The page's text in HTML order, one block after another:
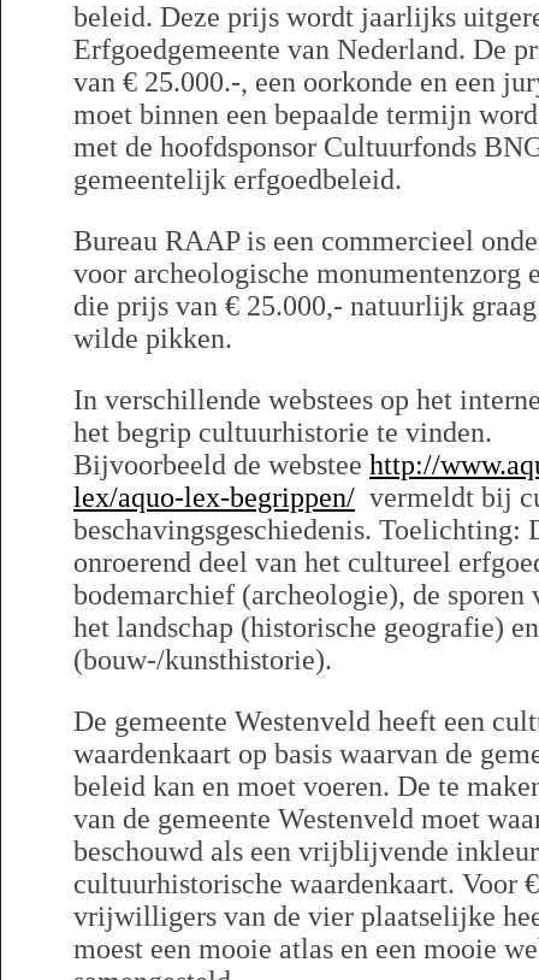
beleid. Deze prijs wordt jaarlijks
Erfgoedgemeente van Nederland. De
van € 25.000.-, een oorkonde en een
moet binnen een bepaalde termijn
met de hoofdsponsor Cultuurfonds
gemeentelijk erfgoedbeleid.
Bureau RAAP is een commercieel
voor archeologische monumentenzorg
die prijs van € 25.000,- natuurlijk
wilde pikken.
In verschillende webstees op het
het begrip cultuurhistorie te vinden.
Bijvoorbeeld de webstee http://
lex/aquo-lex-begrippen/ vermeldt bij
beschavingsgeschiedenis. Toelichting:
onroerend deel van het cultureel
bodemarchief (archeologie), de
het landschap (historische geografie)
(bouw-/kunsthistorie).
De gemeente Westenveld heeft een
waardenkaart op basis waarvan de
beleid kan en moet voeren. De te
van de gemeente Westenveld moet
beschouwd als een vrijblijvende
cultuurhistorische waardenkaart. Voor
vrijwilligers van de vier plaatselijke
moest een mooie atlas en een mooie